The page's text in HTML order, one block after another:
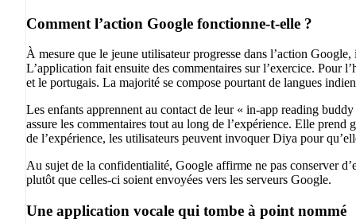
Comment l’action Google fonctionne-t-elle ?
À mesure que le jeune utilisateur progresse dans l’action
L’application fait ensuite des commentaires sur l’exercice. Pour
et le portugais. La majorité se compose pourtant de langues
Les enfants apprennent au contact de leur « in-app reading
assure les commentaires tout au long de l’expérience. Elle
de l’expérience, les utilisateurs peuvent invoquer Diya pour
Au sujet de la confidentialité, Google affirme ne pas conserver
plutôt que celles-ci soient envoyées vers les serveurs Google.
Une application vocale qui tombe à point nommé